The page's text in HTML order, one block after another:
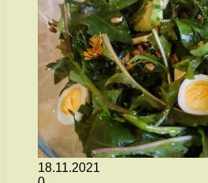
18.11.2021